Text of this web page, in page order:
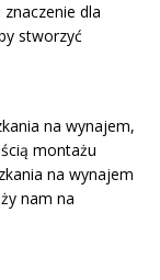
dla
stworzyć
na wynajem,
montażu
na wynajem
nam na